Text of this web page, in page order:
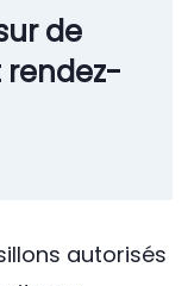
de
rendez-